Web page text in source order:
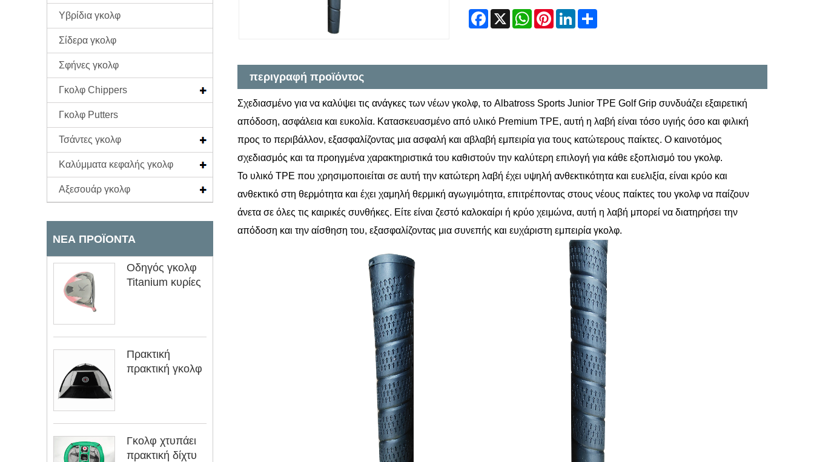
Υβρίδια γκολφ
Σίδερα γκολφ
Σφήνες γκολφ
Γκολφ Chippers
Γκολφ Putters
Τσάντες γκολφ
Καλύμματα κεφαλής γκολφ
Αξεσουάρ γκολφ
ΝΈΑ ΠΡΟΪΌΝΤΑ
Οδηγός γκολφ
Titanium κυρίες
Πρακτική
πρακτική γκολφ
Γκολφ χτυπάει
πρακτική δίχτυ
Facebook
X WhatsApp
Pinterest
LinkedIn
περιγραφή προϊόντος
Σχεδιασμένο για να καλύψει τις ανάγκες των νέων γκολφ, το Albatross Sports Junior TPE Golf Grip συνδυάζει εξαιρετική
απόδοση, ασφάλεια και ευκολία. Κατασκευασμένο από υλικό Premium TPE, αυτή η λαβή είναι τόσο υγιής όσο και φιλική
προς το περιβάλλον, εξασφαλίζοντας μια ασφαλή και αβλαβή εμπειρία για τους κατώτερους παίκτες. Ο καινοτόμος
σχεδιασμός και τα προηγμένα χαρακτηριστικά του καθιστούν την καλύτερη επιλογή για κάθε εξοπλισμό του γκολφ.
Το υλικό TPE που χρησιμοποιείται σε αυτή την κατώτερη λαβή έχει υψηλή ανθεκτικότητα και ευελιξία, είναι κρύο και
ανθεκτικό στη θερμότητα και έχει χαμηλή θερμική αγωγιμότητα, επιτρέποντας στους νέους παίκτες του γκολφ να παίζουν
άνετα σε όλες τις καιρικές συνθήκες. Είτε είναι ζεστό καλοκαίρι ή κρύο χειμώνα, αυτή η λαβή μπορεί να διατηρήσει την
απόδοση και την αίσθηση του, εξασφαλίζοντας μια συνεπής και ευχάριστη εμπειρία γκολφ.